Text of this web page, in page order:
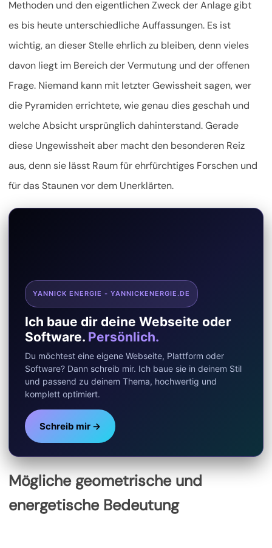
Methoden und den eigentlichen Zweck der Anlage gibt
es bis heute unterschiedliche Auffassungen. Es ist
wichtig, an dieser Stelle ehrlich zu bleiben, denn vieles
davon liegt im Bereich der Vermutung und der offenen
Frage. Niemand kann mit letzter Gewissheit sagen, wer
die Pyramiden errichtete, wie genau dies geschah und
welche Absicht ursprünglich dahinterstand. Gerade
diese Ungewissheit aber macht den besonderen Reiz
aus, denn sie lässt Raum für ehrfürchtiges Forschen und
für das Staunen vor dem Unerklärten.
YANNICK ENERGIE - YANNICKENERGIE.DE
Ich baue dir deine Webseite oder
Software. Persönlich.
Du möchtest eine eigene Webseite, Plattform oder
Software? Dann schreib mir. Ich baue sie in deinem Stil
und passend zu deinem Thema, hochwertig und
komplett optimiert.
Schreib mir →
Mögliche geometrische und
energetische Bedeutung